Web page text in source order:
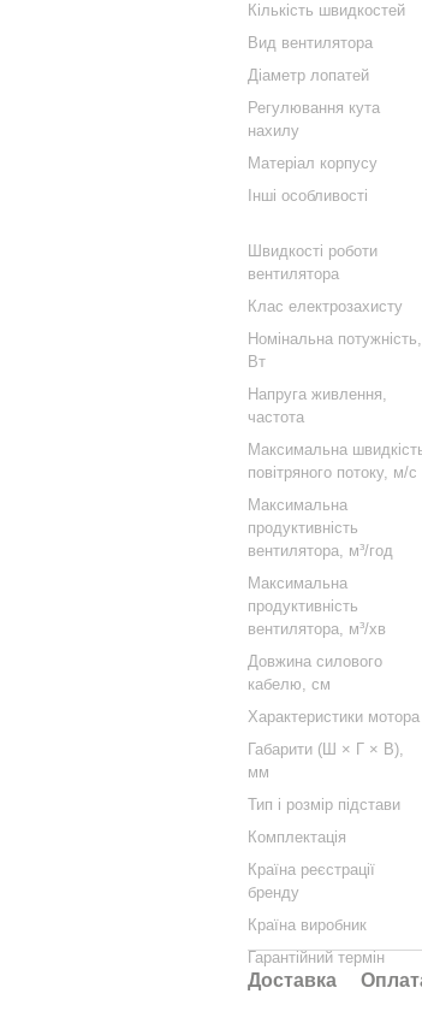
Кількість швидкостей
Вид вентилятора
Діаметр лопатей
Регулювання кута
нахилу
Матеріал корпусу
Інші особливості
Швидкості роботи
вентилятора
Клас електрозахисту
Номінальна потужність,
Вт
Напруга живлення,
частота
Максимальна
повітряного потоку, м/с
Максимальна
продуктивність
вентилятора, м³/год
Максимальна
продуктивність
вентилятора, м³/хв
Довжина силового
кабелю, см
Характеристики мотора
Габарити (Ш × Г × В),
мм
Тип і розмір підстави
Комплектація
Країна реєстрації
бренду
Країна виробник
Гарантійний термін
Доставка